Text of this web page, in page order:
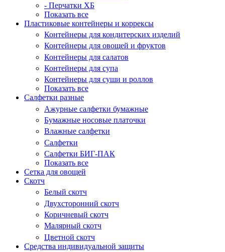
- Перчатки ХБ
Показать все
Пластиковые контейнеры и коррексы
Контейнеры для кондитерских изделий
Контейнеры для овощей и фруктов
Контейнеры для салатов
Контейнеры для супа
Контейнеры для суши и роллов
Показать все
Салфетки разные
Ажурные салфетки бумажные
Бумажные носовые платочки
Влажные салфетки
Салфетки
Салфетки БИГ-ПАК
Показать все
Сетка для овощей
Скотч
Белый скотч
Двухсторонний скотч
Коричневый скотч
Малярный скотч
Цветной скотч
Средства индивидуальной защиты